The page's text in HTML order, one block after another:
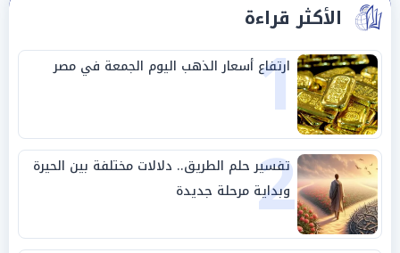
الأكثر قراءة
1
ارتفاع أسعار الذهب اليوم الجمعة في مصر
2
تفسير حلم الطريق.. دلالات مختلفة بين الحيرة
وبداية مرحلة جديدة